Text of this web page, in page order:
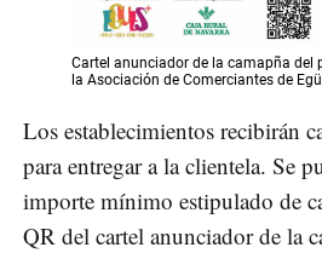
Cartel anunciador de la camapña del
la Asociación de Comerciantes de
Los establecimientos recibirán
para entregar a la clientela. Se
importe mínimo estipulado de
QR del cartel anunciador de la